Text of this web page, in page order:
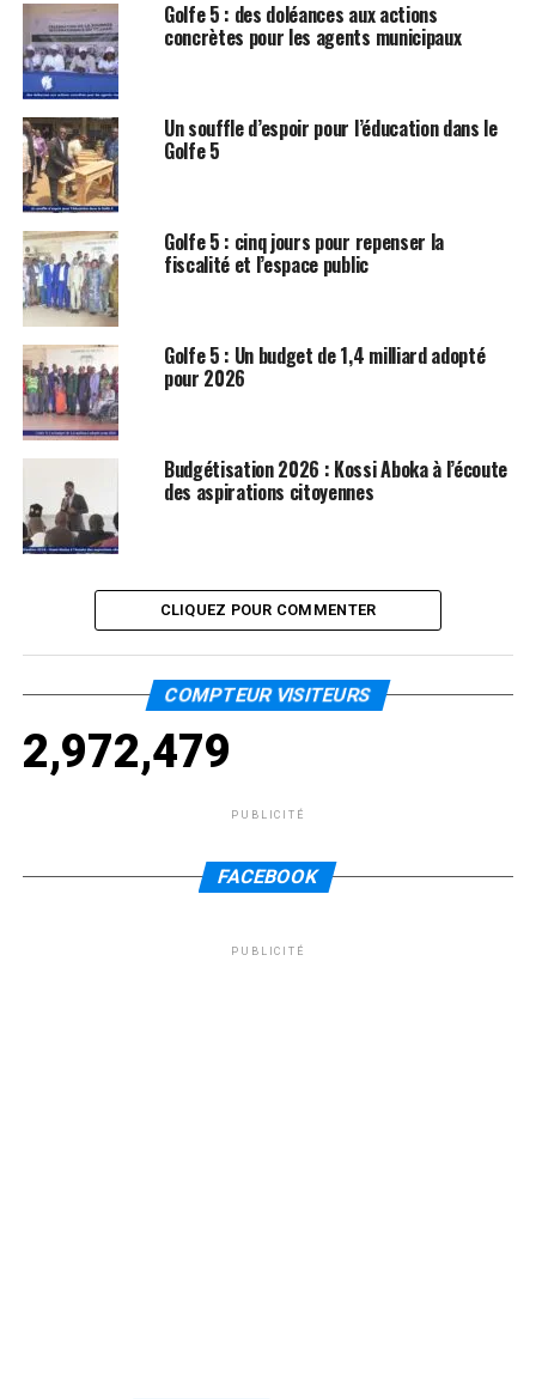
Golfe 5 : des doléances aux actions
concrètes pour les agents municipaux
Un souffle d’espoir pour l’éducation dans le
Golfe 5
Golfe 5 : cinq jours pour repenser la
fiscalité et l’espace public
Golfe 5 : Un budget de 1,4 milliard adopté
pour 2026
Budgétisation 2026 : Kossi Aboka à l’écoute
des aspirations citoyennes
CLIQUEZ POUR COMMENTER
COMPTEUR VISITEURS
2,972,479
PUBLICITÉ
FACEBOOK
PUBLICITÉ